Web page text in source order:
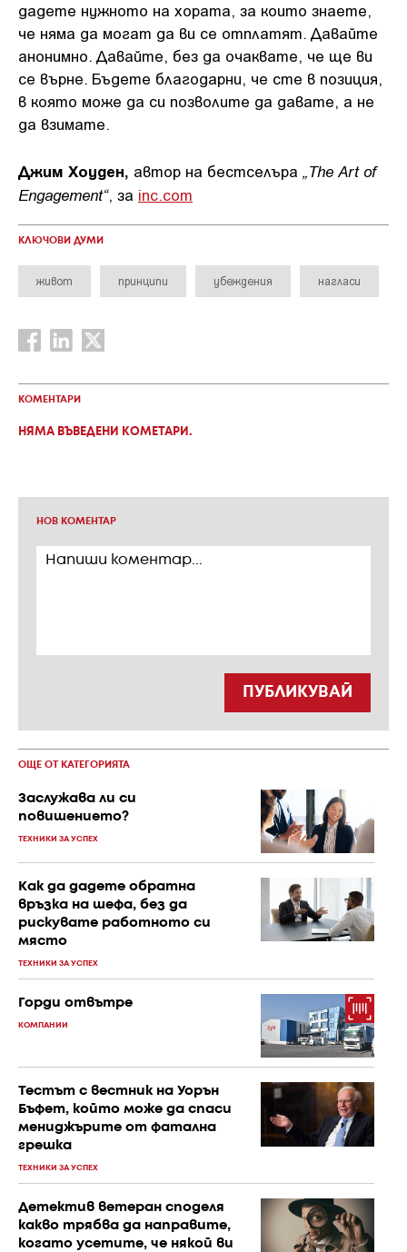
дадете нужното на хората, за които знаете,
че няма да могат да ви се отплатят. Давайте
анонимно. Давайте, без да очаквате, че ще ви
се върне. Бъдете благодарни, че сте в позиция,
в която може да си позволите да давате, а не
да взимате.
Джим Хоуден, автор на бестселъра
„The Art of
Engagement“, за inc.com
КЛЮЧОВИ ДУМИ
живот принципи убеждения нагласи
КОМЕНТАРИ
НЯМА ВЪВЕДЕНИ КОМЕТАРИ.
НОВ КОМЕНТАР
ПУБЛИКУВАЙ
ОЩЕ ОТ КАТЕГОРИЯТА
Заслужава ли си
повишението?
ТЕХНИКИ ЗА УСПЕХ
Как да дадете обратна
връзка на шефа, без да
рискувате работното си
място
ТЕХНИКИ ЗА УСПЕХ
Горди отвътре
КОМПАНИИ
Тестът с вестник на Уорън
Бъфет, който може да спаси
мениджърите от фатална
грешка
ТЕХНИКИ ЗА УСПЕХ
Детектив ветеран споделя
какво трябва да направите,
когато усетите, че някой ви